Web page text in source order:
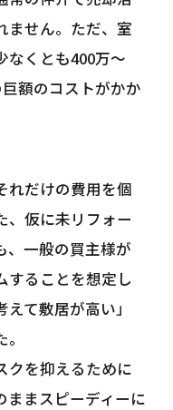
ません。ただ、室
なくとも400万〜
額のコストがかか
れだけの費用を個
、仮に未リフォー
、一般の買主様が
することを想定し
て敷居が高い」
クを抑えるために
ままスピーディーに